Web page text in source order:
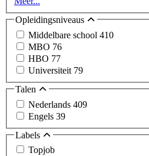
Opleidingsniveaus
Middelbare school 410
MBO 76
HBO 77
Universiteit 79
Talen
Nederlands 409
Engels 39
Labels
Topjob